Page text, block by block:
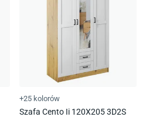
+25 kolorów
Szafa Cento Ii 120X205 3D2S